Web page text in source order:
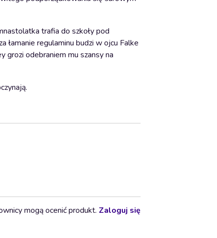
trafia do szkoły pod
łamanie regulaminu budzi w ojcu Falke
grozi odebraniem mu szansy na
mogą ocenić produkt. Zaloguj się